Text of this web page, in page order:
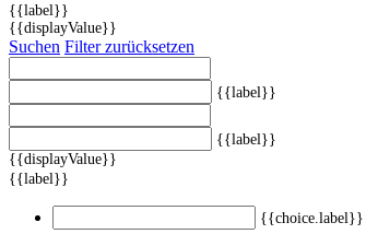
{{label}}
{{displayValue}}
Suchen Filter zurücksetzen
{{label}}
{{label}}
{{displayValue}}
{{label}}
{{choice.label}}